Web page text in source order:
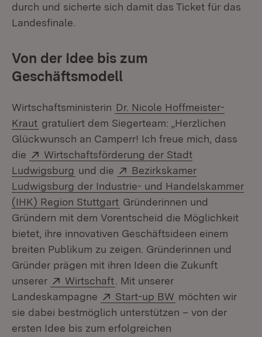
durch und sicherte sich damit das Ticket für das
Landesfinale.
Von der Idee bis zum
Geschäftsmodell
Wirtschaftsministerin Dr. Nicole Hoffmeister-
Kraut gratuliert dem Siegerteam: „Herzlichen
Glückwunsch an Camperr! Ich freue mich, dass
die
Extern:
Wirtschaftsförderung der Stadt
Ludwigsburg (Öffnet in neuem Fenster)
und die Extern:
Bezirkskamer
Ludwigsburg der Industrie- und Handelskammer
(IHK) Region Stuttgart (Öffnet in neuem Fenster)
Gründerinnen und
Gründern mit dem Vorentscheid die Möglichkeit
bietet, ihre innovativen Geschäftsideen einem
breiten Publikum zu zeigen. Gründerinnen und
Gründer prägen mit ihren Ideen die Zukunft
unserer
Extern:
Wirtschaft (Öffnet in neuem Fenster)
. Mit unserer
Landeskampagne
Extern:
Start-up BW (Öffnet in neuem
möchten wir
sie dabei bestmöglich unterstützen – von der
ersten Idee bis zum erfolgreichen